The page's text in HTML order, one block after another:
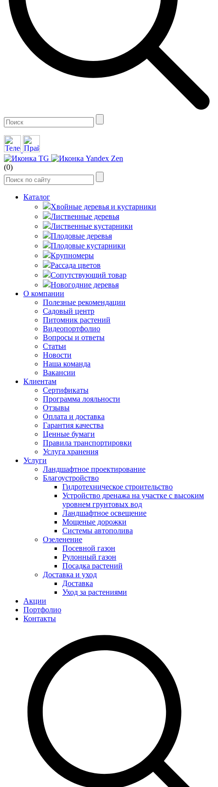
(0)
Каталог
Хвойные деревья и кустарники
Лиственные деревья
Лиственные кустарники
Плодовые деревья
Плодовые кустарники
Крупномеры
Рассада цветов
Сопутствующий товар
Новогодние деревья
О компании
Полезные рекомендации
Садовый центр
Питомник растений
Видеопортфолио
Вопросы и ответы
Статьи
Новости
Наша команда
Вакансии
Клиентам
Сертификаты
Программа лояльности
Отзывы
Оплата и доставка
Гарантия качества
Ценные бумаги
Правила транспортировки
Услуга хранения
Услуги
Ландшафтное проектирование
Благоустройство
Гидротехническое строительство
Устройство дренажа на участке с высоким
уровнем грунтовых вод
Ландшафтное освещение
Мощеные дорожки
Системы автополива
Озеленение
Посевной газон
Рулонный газон
Посадка растений
Доставка и уход
Доставка
Уход за растениями
Акции
Портфолио
Контакты